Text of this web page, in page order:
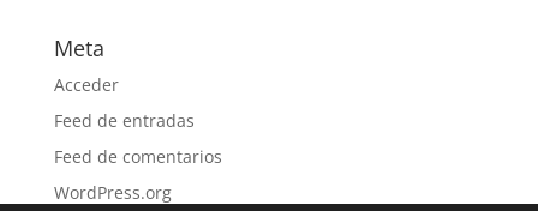
Meta
Acceder
Feed de entradas
Feed de comentarios
WordPress.org